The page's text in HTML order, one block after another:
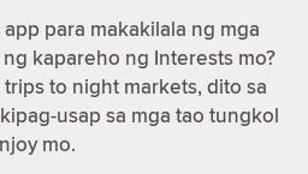
para makakilala ng mga
kapareho ng Interests mo?
to night markets, dito sa
usap sa mga tao tungkol
mo.